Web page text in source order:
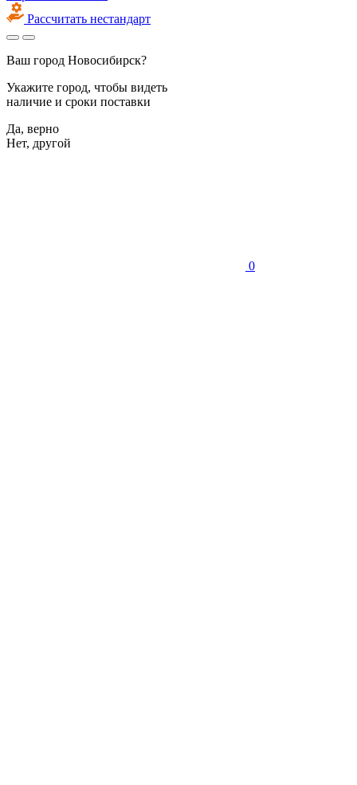
Рассчитать нестандарт
Ваш город Новосибирск?
Укажите город, чтобы видеть
наличие и сроки поставки
Да, верно
Нет, другой
0